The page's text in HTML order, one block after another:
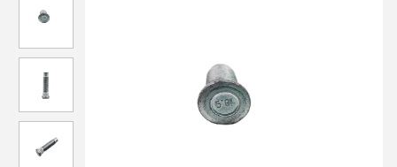
10,9 parafusos galvanizados do parafuso prisioneiro da roda de
carro do mergulho quente